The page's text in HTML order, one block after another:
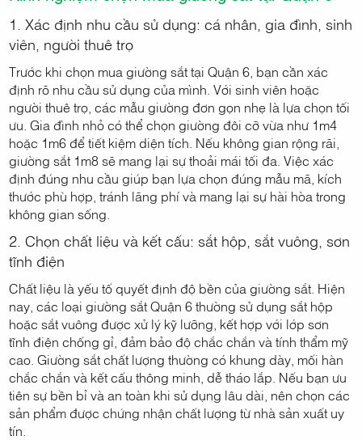
1. Xác định nhu cầu sử dụng: cá nhân, gia đình, sinh
viên, người thuê trọ
Trước khi chọn mua giường sắt tại Quận 6, bạn cần xác
định rõ nhu cầu sử dụng của mình. Với sinh viên hoặc
người thuê trọ, các mẫu giường đơn gọn nhẹ là lựa chọn tối
ưu. Gia đình nhỏ có thể chọn giường đôi cỡ vừa như 1m4
hoặc 1m6 để tiết kiệm diện tích. Nếu không gian rộng rãi,
giường sắt 1m8 sẽ mang lại sự thoải mái tối đa. Việc xác
định đúng nhu cầu giúp bạn lựa chọn đúng mẫu mã, kích
thước phù hợp, tránh lãng phí và mang lại sự hài hòa trong
không gian sống.
2. Chọn chất liệu và kết cấu: sắt hộp, sắt vuông, sơn
tĩnh điện
Chất liệu là yếu tố quyết định độ bền của giường sắt. Hiện
nay, các loại giường sắt Quận 6 thường sử dụng sắt hộp
hoặc sắt vuông được xử lý kỹ lưỡng, kết hợp với lớp sơn
tĩnh điện chống gỉ, đảm bảo độ chắc chắn và tính thẩm mỹ
cao. Giường sắt chất lượng thường có khung dày, mối hàn
chắc chắn và kết cấu thông minh, dễ tháo lắp. Nếu bạn ưu
tiên sự bền bỉ và an toàn khi sử dụng lâu dài, nên chọn các
sản phẩm được chứng nhận chất lượng từ nhà sản xuất uy
tín.